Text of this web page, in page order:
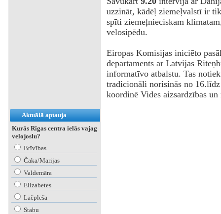
Aktuālā aptauja
Kurās Rīgas centra ielās vajag
velojoslu?
Brīvības
Čaka/Marijas
Valdemāra
Elizabetes
Lāčplēša
Stabu
uzzināt, kādēļ ziemeļvalstī ir
spīti ziemeļnieciskam
velosipēdu.
Eiropas Komisijas iniciēto
departaments ar Latvijas
informatīvo atbalstu. Tas
tradicionāli norisinās no
koordinē Vides aizsardzības